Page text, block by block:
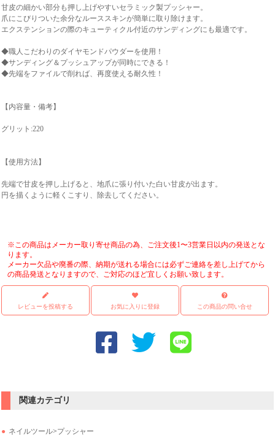
甘皮の細かい部分も押し上げやすいセラミック製プッシャー。
爪にこびりついた余分なルーススキンが簡単に取り除けます。
エクステンションの際のキューティクル付近のサンディングにも最適です。
◆職人こだわりのダイヤモンドパウダーを使用！
◆サンディング＆プッシュアップが同時にできる！
◆先端をファイルで削れば、再度使える耐久性！
【内容量・備考】
グリット:220
【使用方法】
先端で甘皮を押し上げると、地爪に張り付いた白い甘皮が出ます。
円を描くように軽くこすり、除去してください。
※この商品はメーカー取り寄せ商品の為、ご注文後1〜3営業日以内の発送とな
ります。
メーカー欠品や廃番の際、納期が送れる場合には必ずご連絡を差し上げてから
の商品発送となりますので、ご対応のほど宜しくお願い致します。
レビューを投稿する お気に入りに登録 この商品の問い合せ
関連カテゴリ
ネイルツール>プッシャー